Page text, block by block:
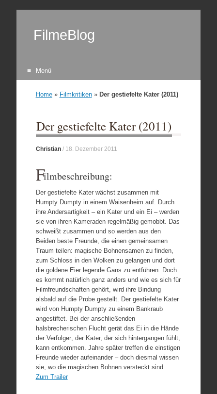
FilmeBlog
Menü
Home» Filmkritiken» Der gestiefelte Kater (2011)
Der gestiefelte Kater (2011)
Christian/ 18. Dezember 2011
Filmbeschreibung:
Der gestiefelte Kater wächst zusammen mit
Humpty Dumpty in einem Waisenheim auf. Durch
ihre Andersartigkeit – ein Kater und ein Ei – werden
sie von ihren Kameraden regelmäßig gemobbt. Das
schweißt zusammen und so werden aus den
Beiden beste Freunde, die einen gemeinsamen
Traum teilen: magische Bohnensamen zu finden,
zum Schloss in den Wolken zu gelangen und dort
die goldene Eier legende Gans zu entführen. Doch
es kommt natürlich ganz anders und wie es sich für
Filmfreundschaften gehört, wird ihre Bindung
alsbald auf die Probe gestellt. Der gestiefelte Kater
wird von Humpty Dumpty zu einem Bankraub
angestiftet. Bei der anschließenden
halsbrecherischen Flucht gerät das Ei in die Hände
der Verfolger; der Kater, der sich hintergangen fühlt,
kann entkommen. Jahre später treffen die einstigen
Freunde wieder aufeinander – doch diesmal wissen
sie, wo die magischen Bohnen versteckt sind…
Zum Trailer